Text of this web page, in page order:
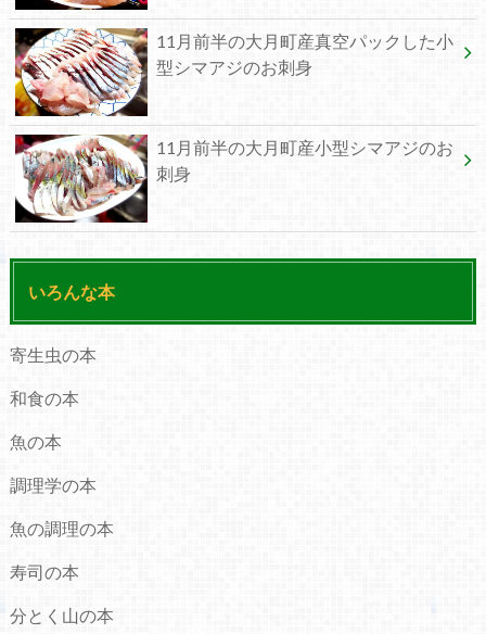
11月前半の大月町産真空パックした小
型シマアジのお刺身
11月前半の大月町産小型シマアジのお
刺身
いろんな本
寄生虫の本
和食の本
魚の本
調理学の本
魚の調理の本
寿司の本
分とく山の本